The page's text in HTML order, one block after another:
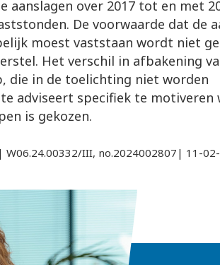
aanslagen over 2017 tot en met
De voorwaarde dat de
moest vaststaan wordt niet
Het verschil in afbakening
die in de toelichting niet worden
adviseert specifiek te motiveren
is gekozen.
III, no.2024002807| 11-